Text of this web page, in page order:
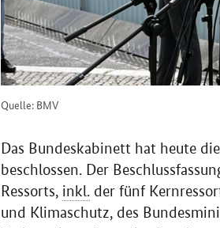
Quelle: BMV
Das Bundeskabinett hat heute
beschlossen. Der
Ressorts, inkl. der fünf
und Klimaschutz, des